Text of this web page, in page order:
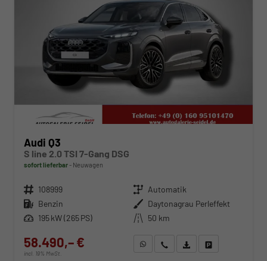
Audi Q3
S line 2.0 TSI 7-Gang DSG
sofort lieferbar Neuwagen
Fahrzeugnr. 108999 Getriebe Automatik
Kraftstoff Benzin Außenfarbe Daytonagrau Perleffekt
Leistung 195 kW (265 PS) Kilometerstand 50 km
58.490,– €
incl. 19% MwSt.
WhatsApp anfragen
Wir rufen Sie anFahrzeugexposé (PDF)